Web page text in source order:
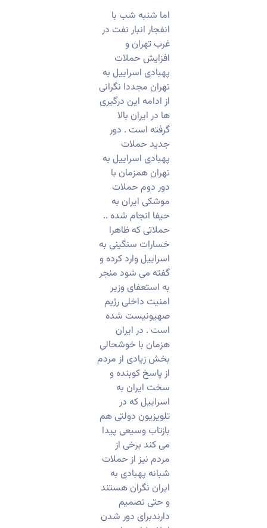
اما شنبه شب با
انفجار انبار نفت در
غرب تهران و
افزایش حملات
پهبادی اسراییل به
تهران مجددا نگرانی
از ادامه این درگیری
ها در ایران بالا
گرفته است . دور
جدید حملات
پهبادی اسراییل به
تهران همزمان با
دور دوم حملات
موشکی ایران به
حیفا انجام شده ..
حملاتی که ظاهرا
خسارات سنگینی به
اسراییل وارد کرده و
گفته می شود منجر
به استعفای وزیر
امنیت داخلی رژیم
صهیونیست شده
است . در ایران
هزمان با خوشحالی
بخش زیادی از مردم
از پاسخ کوبنده و
سخت ایران به
اسراییل که در
تلویزیون دولتی هم
بازتاب وسیعی پیدا
می کند برخی از
مردم نیز از حملات
شبانه پهبادی به
ایران نگران هستند
و حتی تصمیم
دارندبرای دور شدن